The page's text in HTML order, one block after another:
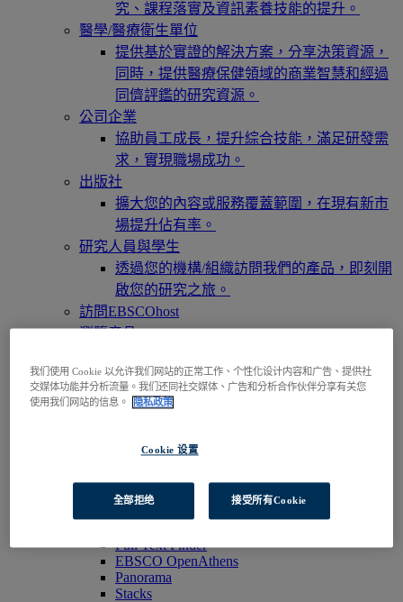
究、課程落實及資訊素養技能的提升。
醫學/醫療衛生單位
提供基於實證的解決方案，分享決策資源，
同時，提供醫療保健領域的商業智慧和經過
同儕評鑑的研究資源。
公司企業
協助員工成長，提升綜合技能，滿足研發需
求，實現職場成功。
出版社
擴大您的內容或服務覆蓋範圍，在現有新市
場提升佔有率。
研究人員與學生
透過您的機構/組織訪問我們的產品，即刻開
啟您的研究之旅。
訪問EBSCOhost
瀏覽產品
產品與服務
技術與探索服務
EBSCO FOLIO
EBSCOadmin
Full Text Finder
EBSCO OpenAthens
Panorama
Stacks
我们使用 Cookie 以允许我们网站的正常工作、个性化设计内容和广告、提供社
交媒体功能并分析流量。我们还同社交媒体、广告和分析合作伙伴分享有关您
使用我们网站的信息。
隐私政策
Cookie 设置
全部拒绝 接受所有Cookie